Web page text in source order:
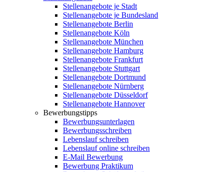
Stellenangebote je Stadt
Stellenangebote je Bundesland
Stellenangebote Berlin
Stellenangebote Köln
Stellenangebote München
Stellenangebote Hamburg
Stellenangebote Frankfurt
Stellenangebote Stuttgart
Stellenangebote Dortmund
Stellenangebote Nürnberg
Stellenangebote Düsseldorf
Stellenangebote Hannover
Bewerbungstipps
Bewerbungsunterlagen
Bewerbungsschreiben
Lebenslauf schreiben
Lebenslauf online schreiben
E-Mail Bewerbung
Bewerbung Praktikum